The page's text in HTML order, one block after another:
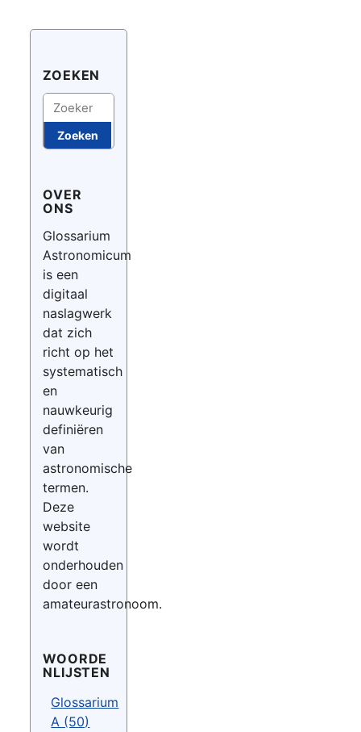
ZOEKEN
Zoeken
Zoeken
OVER
ONS
Glossarium
Astronomicum
is een
digitaal
naslagwerk
dat zich
richt op het
systematisch
en
nauwkeurig
definiëren
van
astronomische
termen.
Deze
website
wordt
onderhouden
door een
amateurastronoom.
WOORDE
NLIJSTEN
Glossarium
A (50)